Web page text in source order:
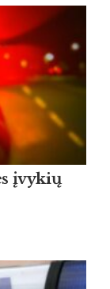
įvykių